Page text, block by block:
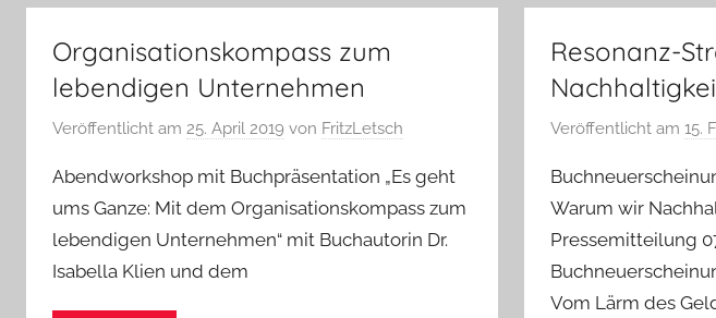
Organisationskompass zum
lebendigen Unternehmen
Veröffentlicht am 25. April 2019 von FritzLetsch
Abendworkshop mit Buchpräsentation „Es geht
ums Ganze: Mit dem Organisationskompass zum
lebendigen Unternehmen“ mit Buchautorin Dr.
Isabella Klien und dem
Resonanz-
Veröffentlicht am15.
Warum wir
Pressemitteilung
Vom Lärm des